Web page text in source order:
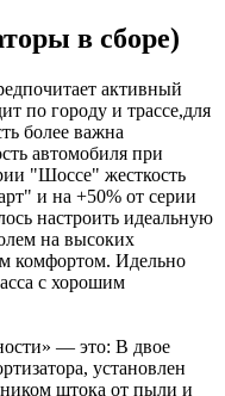
в сборе)
активный
по городу и трассе,для
более важна
автомобиля при
"Шоссе" жесткость
и на +50% от серии
настроить идеальную
на высоких
комфортом. Идельно
с хорошим
— это: В двое
установлен
штока от пыли и